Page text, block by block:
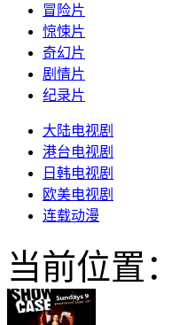
冒险片
惊悚片
奇幻片
剧情片
纪录片
大陆电视剧
港台电视剧
日韩电视剧
欧美电视剧
连载动漫
当前位置：